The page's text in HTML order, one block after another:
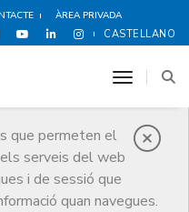
ÀREA PRIVADA
CASTELLANO
que permeten el
serveis del web
i de sessió que
quan navegues.
toggle
2024